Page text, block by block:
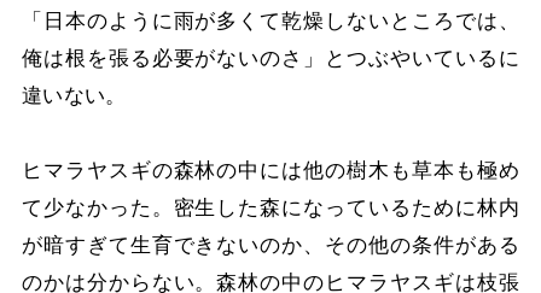
「日本のように雨が多くて乾燥しないところでは、
俺は根を張る必要がないのさ」とつぶやいているに
違いない。
ヒマラヤスギの森林の中には他の樹木も草本も極め
て少なかった。密生した森になっているために林内
が暗すぎて生育できないのか、その他の条件がある
のかは分からない。森林の中のヒマラヤスギは枝張